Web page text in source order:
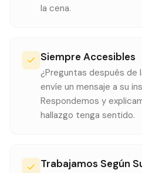
la cena.
Siempre Accesibles
¿Preguntas después de
envíe un mensaje a su
Respondemos y
hallazgo tenga sentido.
Trabajamos Según